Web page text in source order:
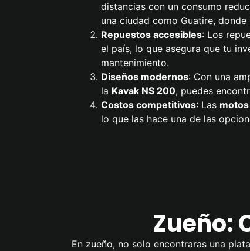
distancias con un consumo
una ciudad como Guatire,
Repuestos accesibles: Los
el país, lo que asegura que tu
mantenimiento.
Diseños modernos: Con una
la Kavak NS 200, puedes
Costos competitivos: Las
lo que las hace una de las
Zueño:
En zueño, no solo encontraras una